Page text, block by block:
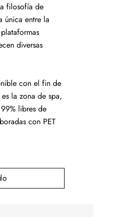
filosofía de
única entre la
diversas
con el fin de
la zona de spa,
libres de
con PET